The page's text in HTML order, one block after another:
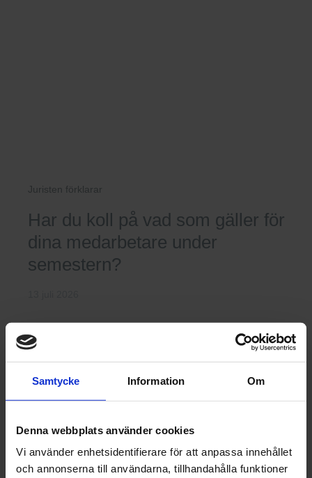
Samtycke Information Om
Denna webbplats använder cookies
Vi använder enhetsidentifierare för att anpassa innehållet
och annonserna till användarna, tillhandahålla funktioner
Juristen förklarar
Har du koll på vad som gäller för
dina medarbetare under
semestern?